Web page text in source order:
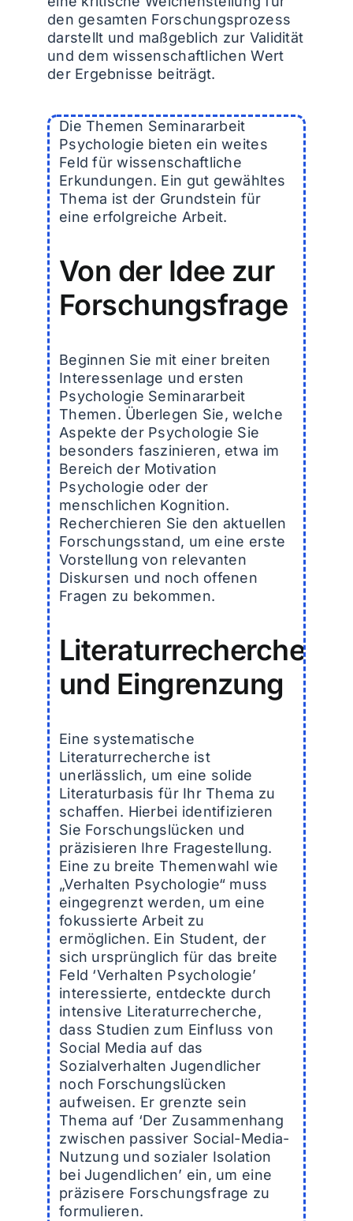
den gesamten Forschungsprozess
darstellt und maßgeblich zur Validität
und dem wissenschaftlichen Wert
der Ergebnisse beiträgt.
Die Themen Seminararbeit
Psychologie bieten ein weites
Feld für wissenschaftliche
Erkundungen. Ein gut gewähltes
Thema ist der Grundstein für
eine erfolgreiche Arbeit.
Von der Idee zur
Forschungsfrage
Beginnen Sie mit einer breiten
Interessenlage und ersten
Psychologie Seminararbeit
Themen. Überlegen Sie, welche
Aspekte der Psychologie Sie
besonders faszinieren, etwa im
Bereich der Motivation
Psychologie oder der
menschlichen Kognition.
Recherchieren Sie den aktuellen
Forschungsstand, um eine erste
Vorstellung von relevanten
Diskursen und noch offenen
Fragen zu bekommen.
Literaturrecherche
und Eingrenzung
Eine systematische
Literaturrecherche ist
unerlässlich, um eine solide
Literaturbasis für Ihr Thema zu
schaffen. Hierbei identifizieren
Sie Forschungslücken und
präzisieren Ihre Fragestellung.
Eine zu breite Themenwahl wie
„Verhalten Psychologie“ muss
eingegrenzt werden, um eine
fokussierte Arbeit zu
ermöglichen. Ein Student, der
sich ursprünglich für das breite
Feld ‘Verhalten Psychologie’
interessierte, entdeckte durch
intensive Literaturrecherche,
dass Studien zum Einfluss von
Social Media auf das
Sozialverhalten Jugendlicher
noch Forschungslücken
aufweisen. Er grenzte sein
Thema auf ‘Der Zusammenhang
zwischen passiver Social-Media-
Nutzung und sozialer Isolation
bei Jugendlichen’ ein, um eine
präzisere Forschungsfrage zu
formulieren.